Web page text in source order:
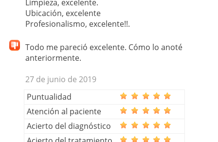
Limpieza, excelente.
Ubicación, excelente
Profesionalismo, excelente!!.
Todo me pareció excelente. Cómo lo anoté
anteriormente.
27 de junio de 2019
Puntualidad
Atención al paciente
Acierto del diagnóstico